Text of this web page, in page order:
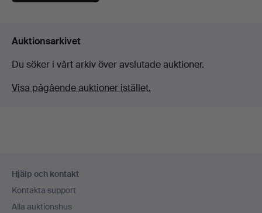
Auktionsarkivet
Du söker i vårt arkiv över avslutade auktioner.
Visa pågående auktioner istället.
Hjälp och kontakt
Kontakta support
Alla auktionshus